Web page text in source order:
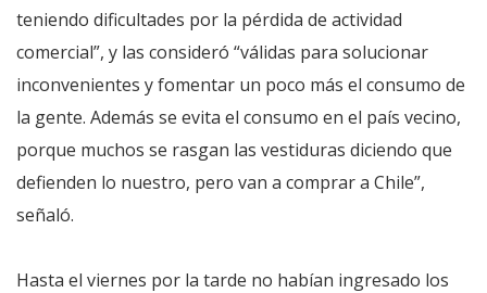
teniendo dificultades por la pérdida de actividad
comercial”, y las consideró “válidas para solucionar
inconvenientes y fomentar un poco más el consumo de
la gente. Además se evita el consumo en el país vecino,
porque muchos se rasgan las vestiduras diciendo que
defienden lo nuestro, pero van a comprar a Chile”,
señaló.
Hasta el viernes por la tarde no habían ingresado los